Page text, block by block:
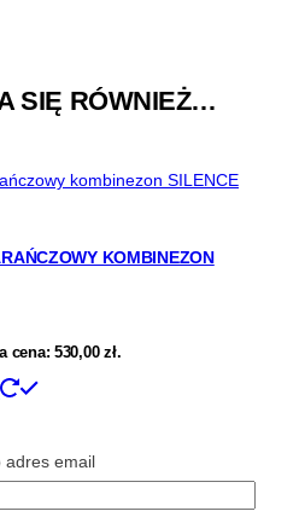
SIĘ RÓWNIEŻ…
KOMBINEZON
cena: 530,00zł.
adres email